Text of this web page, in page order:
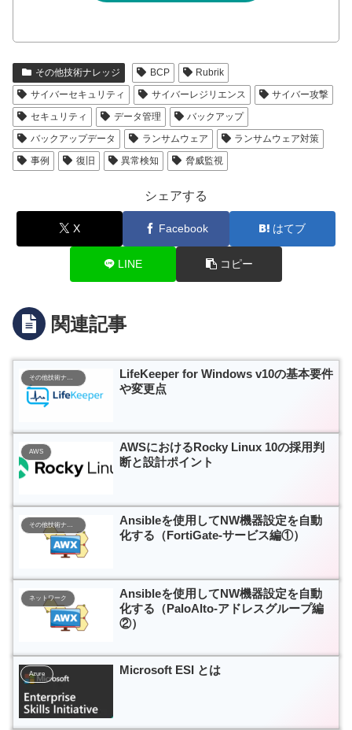
その他技術ナレッジ BCP
Rubrik
サイバーセキュリティ
サイバーレジリエンス
サイバー攻撃
セキュリティ
データ管理
バックアップ
バックアップデータ
ランサムウェア
ランサムウェア対策
事例
復旧 異常検知 脅威監視
シェアする
X Facebook はてブ
LINE コピー
関連記事
その他技術ナレッジ
LifeKeeper for Windows v10の基本要件
や変更点
AWS
AWSにおけるRocky Linux 10の採用判
断と設計ポイント
その他技術ナレッジ
Ansibleを使用してNW機器設定を自動
化する（FortiGate-サービス編①）
ネットワーク
Ansibleを使用してNW機器設定を自動
化する（PaloAlto-アドレスグループ編
②）
Azure Microsoft ESI とは